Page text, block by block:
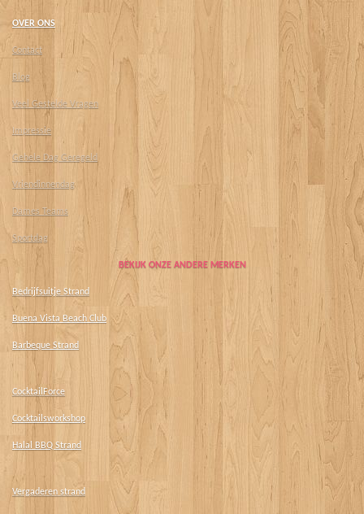
OVER ONS
Contact
Blog
Veel Gestelde Vragen
Impressie
Gehele Dag Geregeld
Vriendinnendag
Dames Teams
Sportdag
BEKIJK ONZE ANDERE MERKEN
Bedrijfsuitje Strand
Buena Vista Beach Club
Barbeque Strand
CocktailForce
Cocktailsworkshop
Halal BBQ Strand
Vergaderen strand